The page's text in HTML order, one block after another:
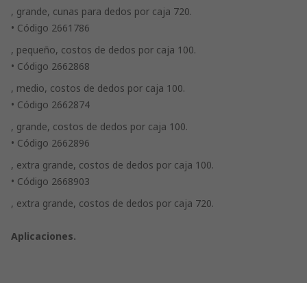
, grande, cunas para dedos por caja 720.
• Código 2661786
, pequeño, costos de dedos por caja 100.
• Código 2662868
, medio, costos de dedos por caja 100.
• Código 2662874
, grande, costos de dedos por caja 100.
• Código 2662896
, extra grande, costos de dedos por caja 100.
• Código 2668903
, extra grande, costos de dedos por caja 720.
Aplicaciones.